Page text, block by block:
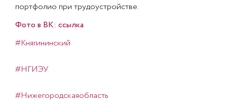
портфолио при трудоустройстве.
Фото в ВК: ссылка
#Княгининский
#НГИЭУ
#Нижегородскаяобласть